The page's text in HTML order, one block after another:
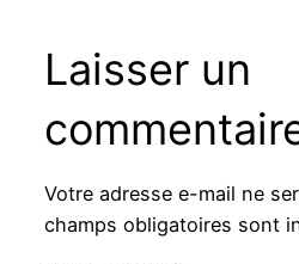
Laisser un
Votre adresse e-mail ne
champs obligatoires sont